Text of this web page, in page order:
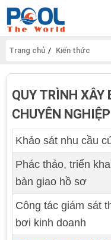
Trang chủ Kiến thức
QUY TRÌNH XÂY
CHUYÊN NGHIỆP
Khảo sát nhu cầu
Phác thảo, triển
bàn giao hồ sơ
Công tác giám sát
bơi kinh doanh